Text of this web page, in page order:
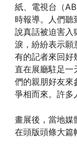
紙、電視台（
時報導。人們聽
說真話被迫害入
淚，紛紛表示願
有的記者來回好
直在展廳駐足一
們的親朋好友來
爭相而來。許多
畫展後，當地媒
在頭版頭條大篇